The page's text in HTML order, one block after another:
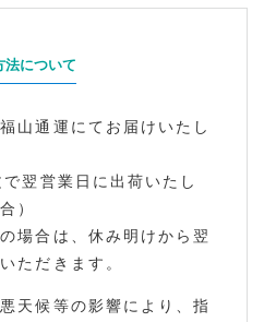
法について
山通運にてお届けいたし
翌営業日に出荷いたし
）
場合は、休み明けから翌
ただきます。
天候等の影響により、指